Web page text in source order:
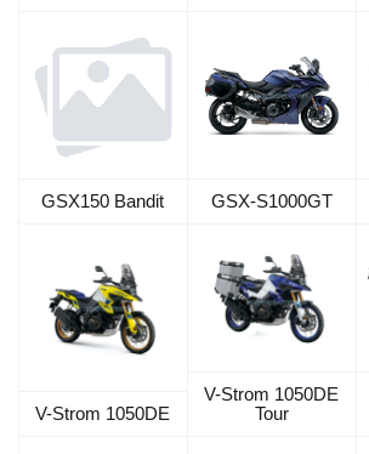
GSX150 Bandit GSX-S1000GT
V-Strom 1050DE
V-Strom 1050DE
Tour